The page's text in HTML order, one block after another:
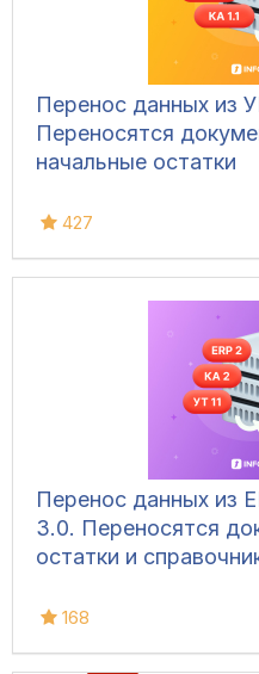
Перенос данных из
Переносятся
начальные остатки
427
Перенос данных из
3.0. Переносятся
остатки и
168